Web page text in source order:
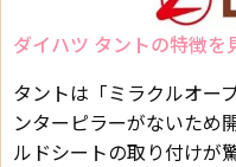
ダイハツ タントの特徴を
タントは「ミラクルオー
ンターピラーがないため
ルドシートの取り付けが